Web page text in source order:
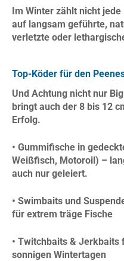
Im Winter zählt nicht jede
auf langsam geführte,
verletzte oder
Top-Köder für den
Und Achtung nicht nur
bringt auch der 8 bis 12
Erfolg.
• Gummifische in
Weißfisch, Motoroil) –
auch nur geleiert.
• Swimbaits und
für extrem träge Fische
• Twitchbaits & Jerkbaits
sonnigen Wintertagen